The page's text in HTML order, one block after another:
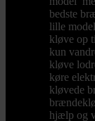
bedste
lille
kløve op
kun
kløve
køre
kløvede
hjælp og